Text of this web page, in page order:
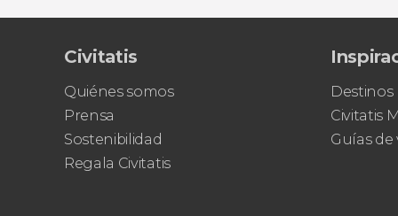
Civitatis
Quiénes somos
Prensa
Sostenibilidad
Regala Civitatis
Destinos
Civitatis
Guías de